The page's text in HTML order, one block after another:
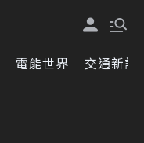
電能世界 交通新訊